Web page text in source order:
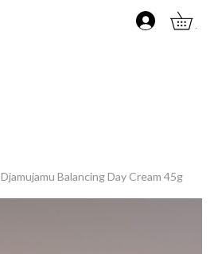
0
Djamujamu Balancing Day Cream 45g